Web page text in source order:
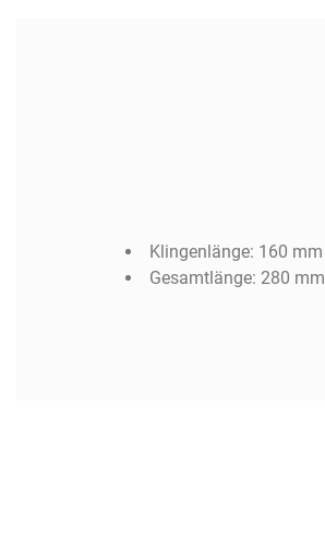
Klingenlänge: 160 mm
Gesamtlänge: 280 mm
Artikeldetails